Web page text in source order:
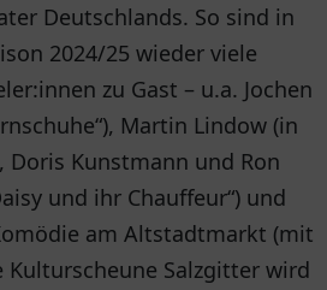
Deutschlands. So sind in
2024/25 wieder viele
zu Gast – u.a. Jochen
Martin Lindow (in
Doris Kunstmann und Ron
und ihr Chauffeur“) und
am Altstadtmarkt (mit
Kulturscheune Salzgitter wird